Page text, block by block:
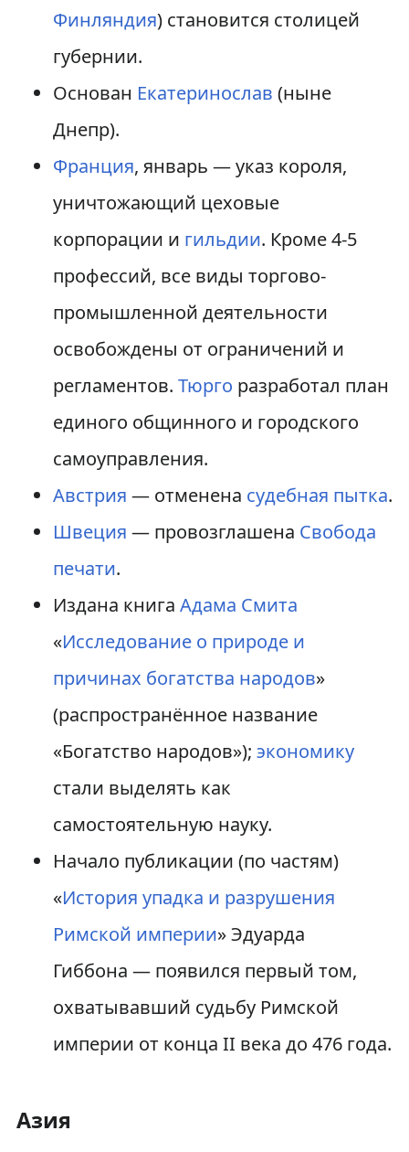
Финляндия) становится столицей
губернии.
Основан Екатеринослав (ныне
Днепр).
Франция, январь — указ короля,
уничтожающий цеховые
корпорации и гильдии. Кроме 4-5
профессий, все виды торгово-
промышленной деятельности
освобождены от ограничений и
регламентов. Тюрго разработал план
единого общинного и городского
самоуправления.
Австрия — отменена судебная пытка.
Швеция — провозглашена Свобода
печати.
Издана книга Адама Смита
«Исследование о природе и
причинах богатства народов»
(распространённое название
«Богатство народов»); экономику
стали выделять как
самостоятельную науку.
Начало публикации (по частям)
«История упадка и разрушения
Римской империи» Эдуарда
Гиббона — появился первый том,
охватывавший судьбу Римской
империи от конца II века до 476 года.
Азия